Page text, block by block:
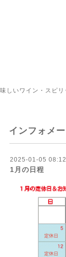
しいワイン・スピ
インフォメ
2025-01-05
1月の日程